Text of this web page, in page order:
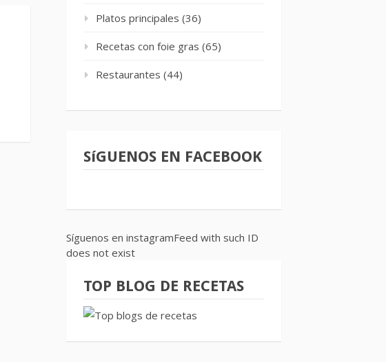
Platos principales (36)
Recetas con foie gras (65)
Restaurantes (44)
SíGUENOS EN FACEBOOK
Síguenos en instagramFeed with such ID
does not exist
TOP BLOG DE RECETAS